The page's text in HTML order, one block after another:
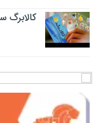
کالابرگ